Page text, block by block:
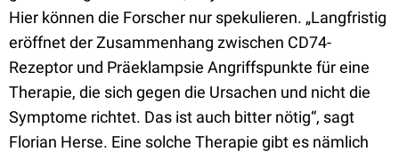
Hier können die Forscher nur spekulieren. „Langfristig
eröffnet der Zusammenhang zwischen CD74-
Rezeptor und Präeklampsie Angriffspunkte für eine
Therapie, die sich gegen die Ursachen und nicht die
Symptome richtet. Das ist auch bitter nötig“, sagt
Florian Herse. Eine solche Therapie gibt es nämlich